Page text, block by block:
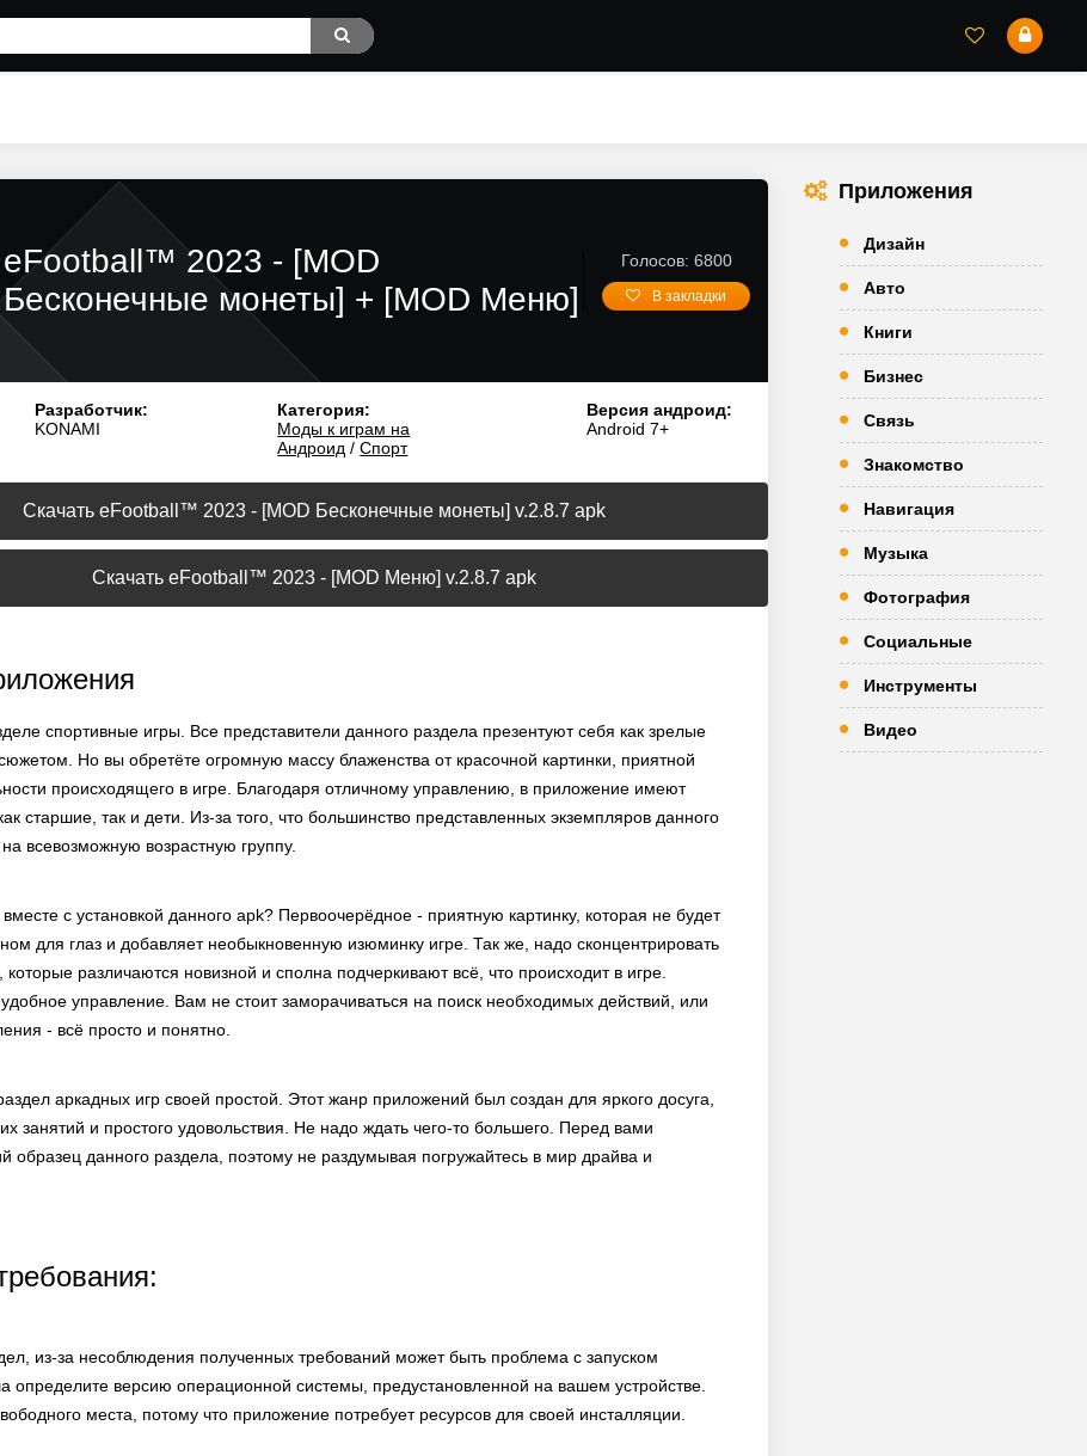
eFootball™ 2023 - [MOD
Бесконечные монеты] + [MOD Меню]
Голосов: 6800
В закладки
Разработчик:
KONAMI
Категория:
Моды к играм на
Андроид /Спорт
Версия андроид:
Android 7+
Скачать eFootball™ 2023 - [MOD Бесконечные монеты] v.2.8.7 apk
Скачать eFootball™ 2023 - [MOD Меню] v.2.8.7 apk
спортивные игры. Все представители данного раздела презентуют себя как зрелые
Но вы обретёте огромную массу блаженства от красочной картинки, приятной
происходящего в игре. Благодаря отличному управлению, в приложение имеют
старшие, так и дети. Из-за того, что большинство представленных экземпляров данного
всевозможную возрастную группу.
с установкой данного apk? Первоочерёдное - приятную картинку, которая не будет
для глаз и добавляет необыкновенную изюминку игре. Так же, надо сконцентрировать
различаются новизной и сполна подчеркивают всё, что происходит в игре.
управление. Вам не стоит заморачиваться на поиск необходимых действий, или
- всё просто и понятно.
аркадных игр своей простой. Этот жанр приложений был создан для яркого досуга,
занятий и простого удовольствия. Не надо ждать чего-то большего. Перед вами
образец данного раздела, поэтому не раздумывая погружайтесь в мир драйва и
из-за несоблюдения полученных требований может быть проблема с запуском
определите версию операционной системы, предустановленной на вашем устройстве.
места, потому что приложение потребует ресурсов для своей инсталляции.
Приложения
Дизайн
Авто
Книги
Бизнес
Связь
Знакомство
Навигация
Музыка
Фотография
Социальные
Инструменты
Видео